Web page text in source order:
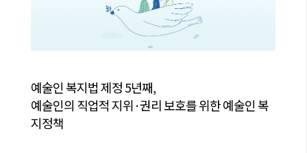
예술인 복지법 제정 5년째,
예술인의 직업적 지위·권리 보호를 위한 예술인 복
지정책